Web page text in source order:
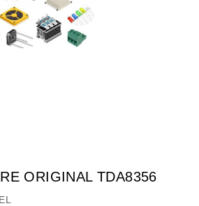
ORIGINAL TDA8356